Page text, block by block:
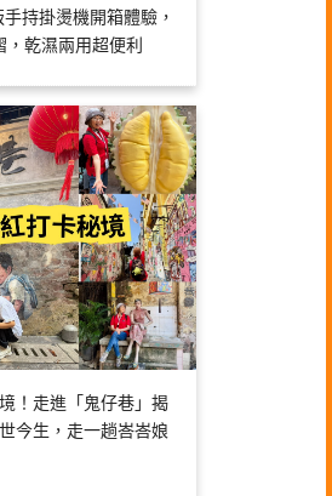
持掛燙機開箱體驗，
乾濕兩用超便利
！走進「鬼仔巷」揭
今生，走一趟峇峇娘